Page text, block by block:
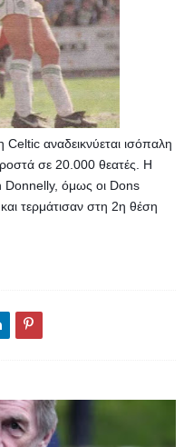
αναδεικνύεται ισόπαλη
σε 20.000 θεατές. Η
Donnelly, όμως οι Dons
τερμάτισαν στη 2η θέση